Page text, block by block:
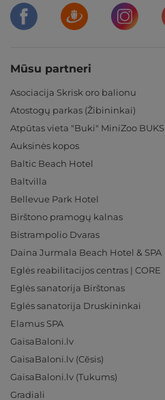
Mūsu partneri
Asociacija Skrisk oro balionu
Atostogų parkas (Žibininkai)
Atpūtas vieta "Buki" MiniZoo BUKS
Auksinės kopos
Baltic Beach Hotel
Baltvilla
Bellevue Park Hotel
Birštono pramogų kalnas
Bistrampolio Dvaras
Daina Jurmala Beach Hotel & SPA
Eglės reabilitacijos centras | CORE
Eglės sanatorija Birštonas
Eglės sanatorija Druskininkai
Elamus SPA
GaisaBaloni.lv
GaisaBaloni.lv (Cēsis)
GaisaBaloni.lv (Tukums)
Gradiali